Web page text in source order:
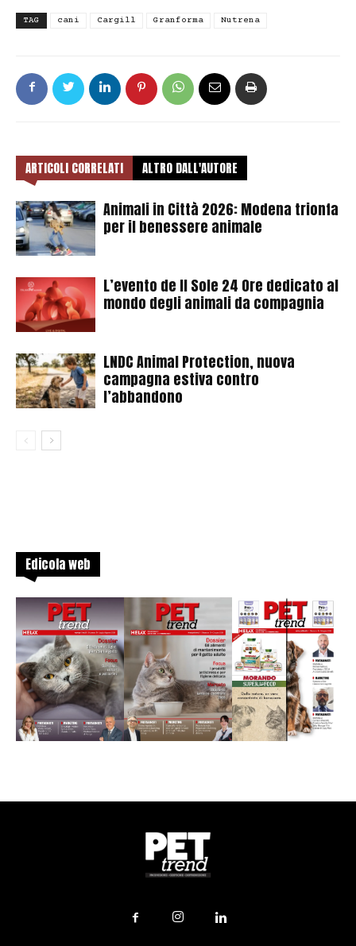
TAG cani Cargill Granforma Nutrena
ARTICOLI CORRELATI ALTRO DALL'AUTORE
Animali in Città 2026: Modena trionfa
per il benessere animale
L’evento de Il Sole 24 Ore dedicato al
mondo degli animali da compagnia
LNDC Animal Protection, nuova
campagna estiva contro
l’abbandono
Edicola web